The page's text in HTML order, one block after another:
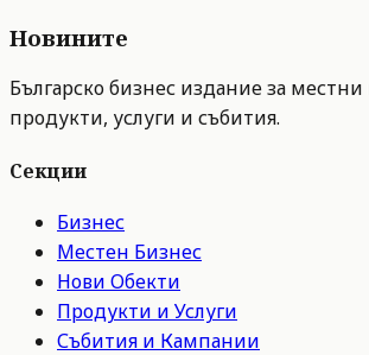
Новините
Българско бизнес издание за
продукти, услуги и събития.
Секции
Бизнес
Местен Бизнес
Нови Обекти
Продукти и Услуги
Събития и Кампании